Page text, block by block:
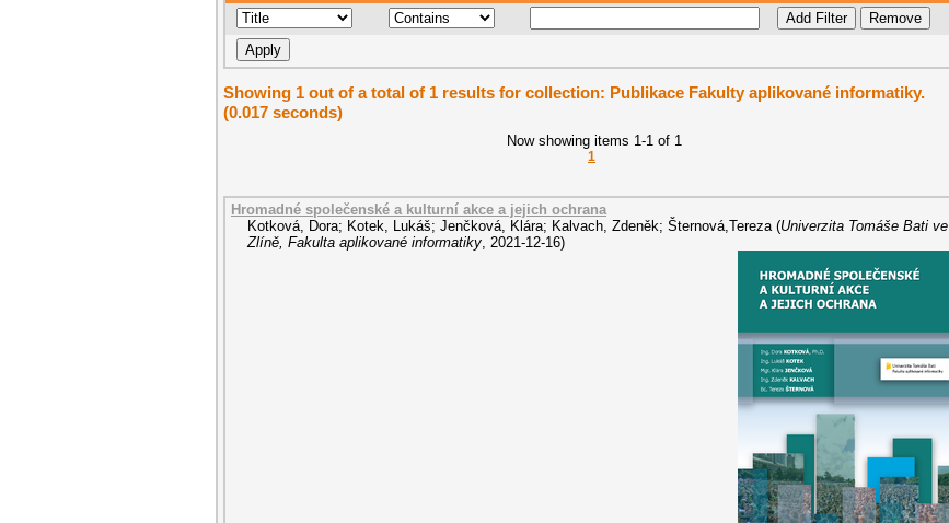
Showing 1 out of a total of 1 results for collection: Publikace Fakulty aplikované informatiky.
(0.017 seconds)
Now showing items 1-1 of 1
1
Hromadné společenské a kulturní akce a jejich ochrana
Kotková, Dora; Kotek, Lukáš; Jenčková, Klára; Kalvach, Zdeněk; Šternová,Tereza (Univerzita Tomáše Bati ve
Zlíně, Fakulta aplikované informatiky 2021-12-16)